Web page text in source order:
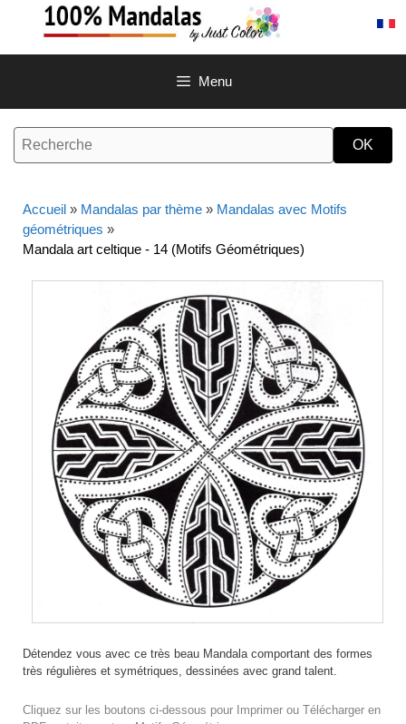
contenu
Menu
Accueil » Mandalas par thème » Mandalas avec Motifs
géométriques »
Mandala art celtique - 14 (Motifs Géométriques)
Détendez vous avec ce très beau Mandala comportant des formes
très régulières et symétriques, dessinées avec grand talent.
Cliquez sur les boutons ci-dessous pour Imprimer ou Télécharger en